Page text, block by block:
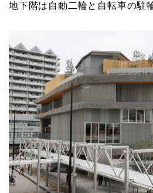
地下階は自動二輪と自転車の駐